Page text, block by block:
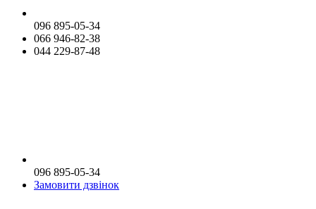
096 895-05-34
066 946-82-38
044 229-87-48
096 895-05-34
Замовити дзвінок